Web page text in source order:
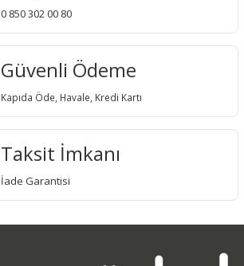
0 850 302 00 80
Güvenli Ödeme
Kapıda Öde, Havale, Kredi Kartı
Taksit İmkanı
İade Garantisi